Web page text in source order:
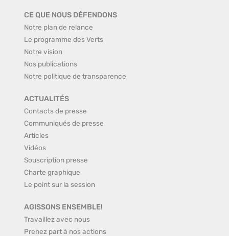
CE QUE NOUS DÉFENDONS
Notre plan de relance
Le programme des Verts
Notre vision
Nos publications
Notre politique de transparence
ACTUALITÉS
Contacts de presse
Communiqués de presse
Articles
Vidéos
Souscription presse
Charte graphique
Le point sur la session
AGISSONS ENSEMBLE!
Travaillez avec nous
Prenez part à nos actions